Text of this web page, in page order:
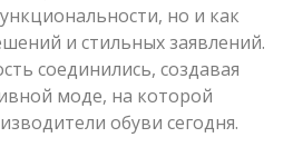
но и как
и стильных заявлений.
соединились, создавая
моде, на которой
обуви сегодня.